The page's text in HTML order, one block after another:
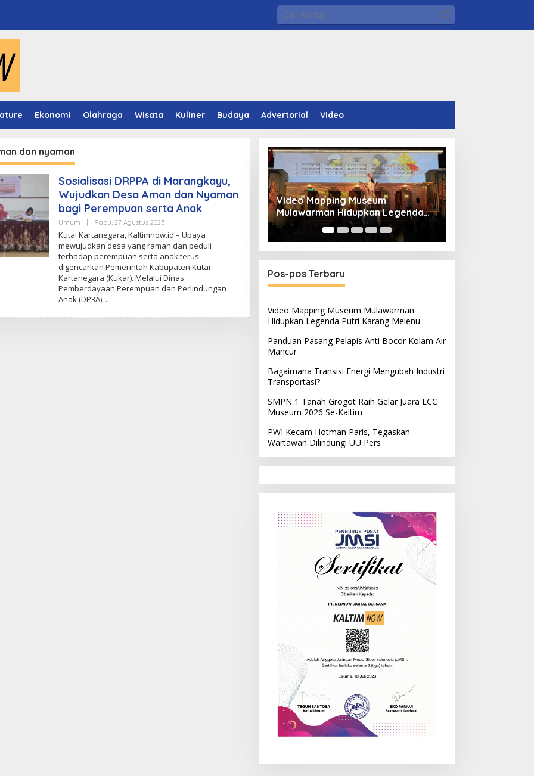
Ekonomi Olahraga Wisata Kuliner Budaya Advertorial Video
dan nyaman
Sosialisasi DRPPA di Marangkayu,
Wujudkan Desa Aman dan Nyaman
bagi Perempuan serta Anak
Umum Rabu, 27 Agustus 2025Oleh
Kutai Kartanegara, Kaltimnow.id – Upaya
mewujudkan desa yang ramah dan peduli
terhadap perempuan serta anak terus
digencarkan Pemerintah Kabupaten Kutai
Kartanegara (Kukar). Melalui Dinas
Pemberdayaan Perempuan dan Perlindungan
Anak (DP3A),
Video Mapping Museum
Mulawarman Hidupkan Legenda
Putri Karang Melenu
Pos-pos Terbaru
Video Mapping Museum Mulawarman
Hidupkan Legenda Putri Karang Melenu
Panduan Pasang Pelapis Anti Bocor Kolam Air
Mancur
Bagaimana Transisi Energi Mengubah Industri
Transportasi?
SMPN 1 Tanah Grogot Raih Gelar Juara LCC
Museum 2026 Se-Kaltim
PWI Kecam Hotman Paris, Tegaskan
Wartawan Dilindungi UU Pers